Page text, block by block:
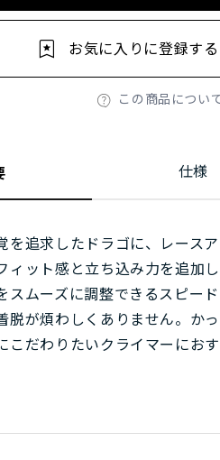
この商品につい
お気に入りに登録する
仕様
を追求したドラゴに、レース
ィット感と立ち込み力を追加
スムーズに調整できるスピー
脱が煩わしくありません。か
こだわりたいクライマーにお